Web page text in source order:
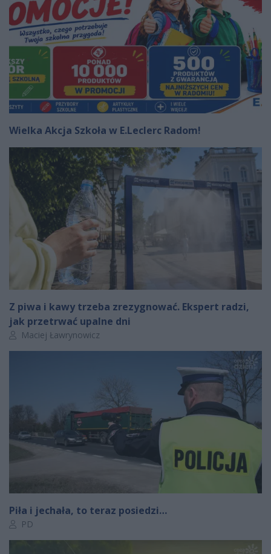
Wielka Akcja Szkoła w E.Leclerc Radom!
Z piwa i kawy trzeba zrezygnować. Ekspert radzi,
jak przetrwać upalne dni
Autor artykułu:
Maciej Ławrynowicz
Piła i jechała, to teraz posiedzi…
Autor artykułu:
PD